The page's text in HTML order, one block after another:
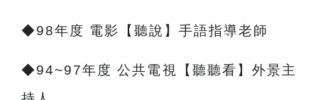
◆98年度 電影【聽說】手語指導老師
◆94~97年度 公共電視【聽聽看】外景主